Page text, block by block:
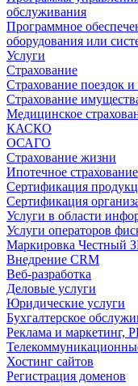
обслуживания
Программное
оборудования или
Услуги
Страхование
Страхование поездок
Страхование
Медицинское
КАСКО
ОСАГО
Страхование жизни
Ипотечное страхование
Сертификация
Сертификация
Услуги в области
Услуги операторов
Маркировка Честный
Внедрение CRM
Веб-разработка
Деловые услуги
Юридические услуги
Бухгалтерское
Реклама и маркетинг,
Хостинг сайтов
Регистрация доменов